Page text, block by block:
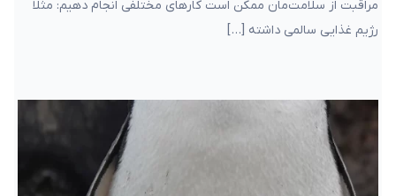
مراقبت از سلامت‌مان ممکن است کارهای مختلفی انجام دهیم: مثلا
رژیم غذایی سالمی داشته […]